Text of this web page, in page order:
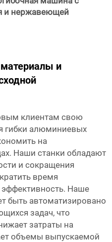
и нержавеющей
и
клиентам свою
гибки алюминиевых
на
Наши станки обладают
и сокращения
время
Наше
быть автоматизировано
задач, что
затраты на
объемы выпускаемой